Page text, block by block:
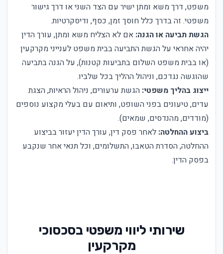
משפט, דרך משא ומתן ישיר עם הצד השני או דרך גישור
משפטי. זה בדרך כלל חוסך זמן, כסף, ודיסקרטיות.
הגשת תביעה או הגנה: אם לא הצליח משא ומתן, עורך הדין
יהיה אחראי על הגשת התביעה בבית משפט לענייני מקרקעין
(או בבית משפט השלום בתביעות קטנות), על הגנה בתביעה
שהוגשה נגדכם, וניהול ההליך בכל שלביו.
ייצוג בהליך משפטי: הגשת ערעורים, ניהול הראיות, הצגת
עדים, טיעונים בפני השופט, ותיאום עם בעלי מקצוע נוספים
(מודדים, מהנדסים, שמאים).
ביצוע ההחלטה: לאחר פסק דין, עורך הדין יעזור בביצוע
ההחלטה, הסדרת הטאבו, התשלומים, וכל תנאי אחר שנקבע
בפסק הדין.
שירותי ליווי משפטי בסכסוכי
מקרקעין